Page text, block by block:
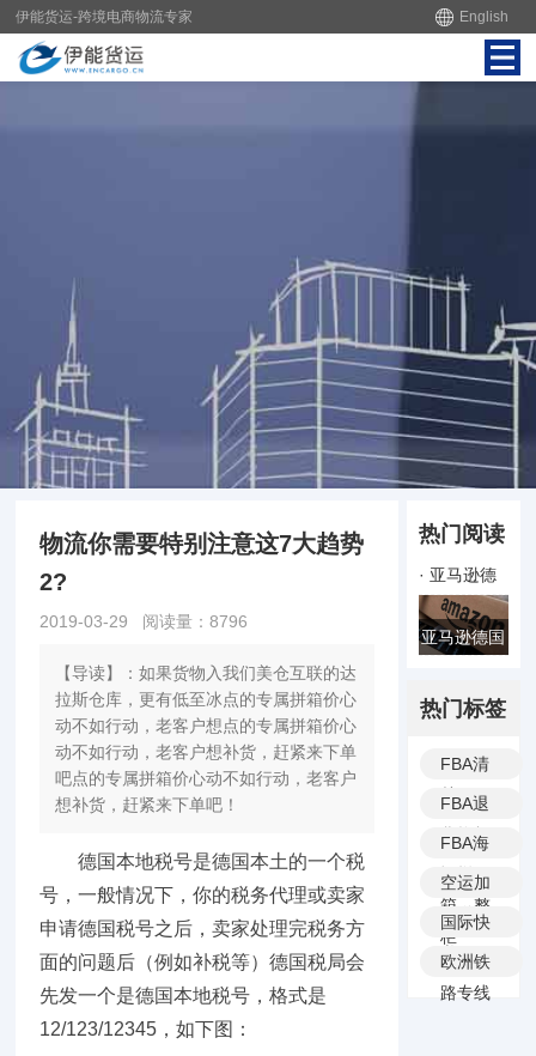
伊能货运-跨境电商物流专家 English
物流你需要特别注意这7大趋势
2?
2019-03-29 阅读量：8796
【导读】：如果货物入我们美仓互联的达
拉斯仓库，更有低至冰点的专属拼箱价心
动不如行动，老客户想点的专属拼箱价心
动不如行动，老客户想补货，赶紧来下单
吧点的专属拼箱价心动不如行动，老客户
想补货，赶紧来下单吧！
德国本地税号是德国本土的一个税
号，一般情况下，你的税务代理或卖家
申请德国税号之后，卖家处理完税务方
面的问题后（例如补税等）德国税局会
先发一个是德国本地税号，格式是
12/123/12345，如下图：
热门阅读
· 亚马逊德
国站vat税
号注册申报
亚马逊德国
注册申报合
热门标签
FBA清
关
FBA退
货换标
FBA海
运拼
箱、整
柜
空运加
派送
国际快
递
欧洲铁
路专线